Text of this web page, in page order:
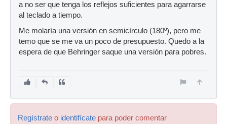
a no ser que tenga los reflejos suficientes para agarrarse
al teclado a tiempo.
Me molaría una versión en semicírculo (180º), pero me
temo que se me va un poco de presupuesto. Quedo a la
espera de que Behringer saque una versión para pobres.
Regístrate o identifícate para poder comentar